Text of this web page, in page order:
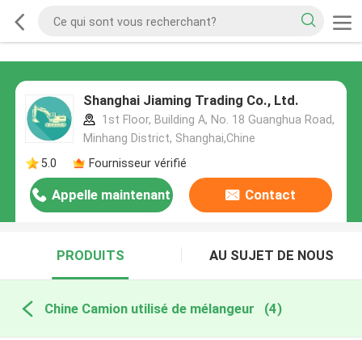
Shanghai Jiaming Trading Co., Ltd.
1st Floor, Building A, No. 18 Guanghua Road,
Minhang District, Shanghai,Chine
5.0
Fournisseur vérifié
Appelle maintenant Contact
PRODUITS AU SUJET DE NOUS
Chine Camion utilisé de mélangeur (4)